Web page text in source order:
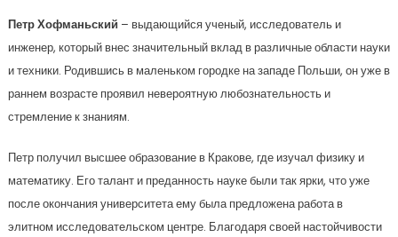
Петр Хофманьский – выдающийся ученый, исследователь и
инженер, который внес значительный вклад в различные области науки
и техники. Родившись в маленьком городке на западе Польши, он уже в
раннем возрасте проявил невероятную любознательность и
стремление к знаниям.
Петр получил высшее образование в Кракове, где изучал физику и
математику. Его талант и преданность науке были так ярки, что уже
после окончания университета ему была предложена работа в
элитном исследовательском центре. Благодаря своей настойчивости